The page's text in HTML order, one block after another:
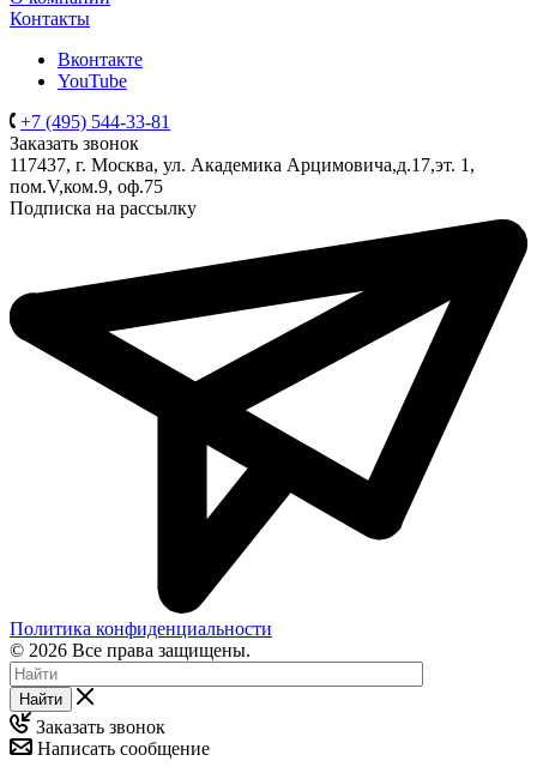
Контакты
Вконтакте
YouTube
+7 (495) 544-33-81
Заказать звонок
117437, г. Москва, ул. Академика Арцимовича,д.17,эт. 1,
пом.V,ком.9, оф.75
Подписка на рассылку
Политика конфиденциальности
© 2026 Все права защищены.
Найти
Заказать звонок
Написать сообщение